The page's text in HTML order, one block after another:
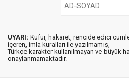
UYARI: Küfür, hakaret, rencide edici
içeren, imla kuralları ile yazılmamış,
Türkçe karakter kullanılmayan ve büyük
onaylanmamaktadır.